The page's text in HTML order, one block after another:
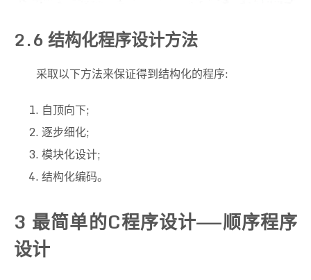
2.6 结构化程序设计方法
采取以下方法来保证得到结构化的程序:
自顶向下;
逐步细化;
模块化设计;
结构化编码。
3 最简单的C程序设计——顺序程序
设计